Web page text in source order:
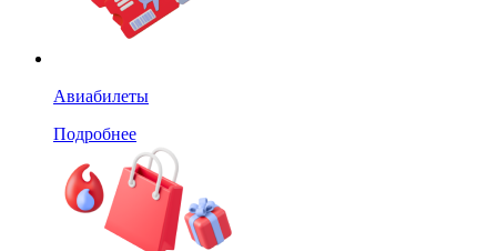
Авиабилеты
Подробнее